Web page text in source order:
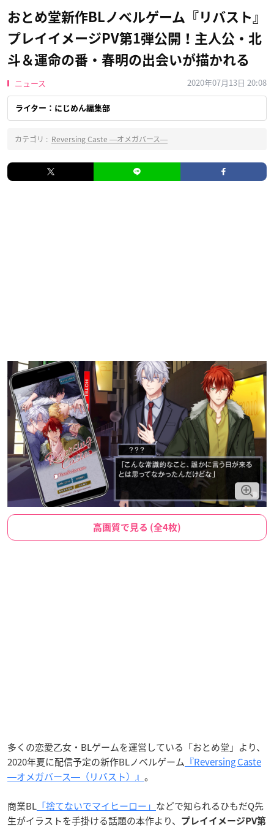
おとめ堂新作BLノベルゲーム『リバスト』
プレイイメージPV第1弾公開！主人公・北
斗＆運命の番・春明の出会いが描かれる
ニュース 2020年07月13日 20:08
ライター：にじめん編集部
カテゴリ : Reversing Caste ―オメガバース―
高画質で見る (全4枚)
多くの恋愛乙女・BLゲームを運営している「おとめ堂」より、
2020年夏に配信予定の新作BLノベルゲーム 『Reversing Caste
―オメガバース―（リバスト）』 。
商業BL 「捨てないでマイヒーロー」 などで知られるひもだQ先
生がイラストを手掛ける話題の本作より、
プレイイメージPV第